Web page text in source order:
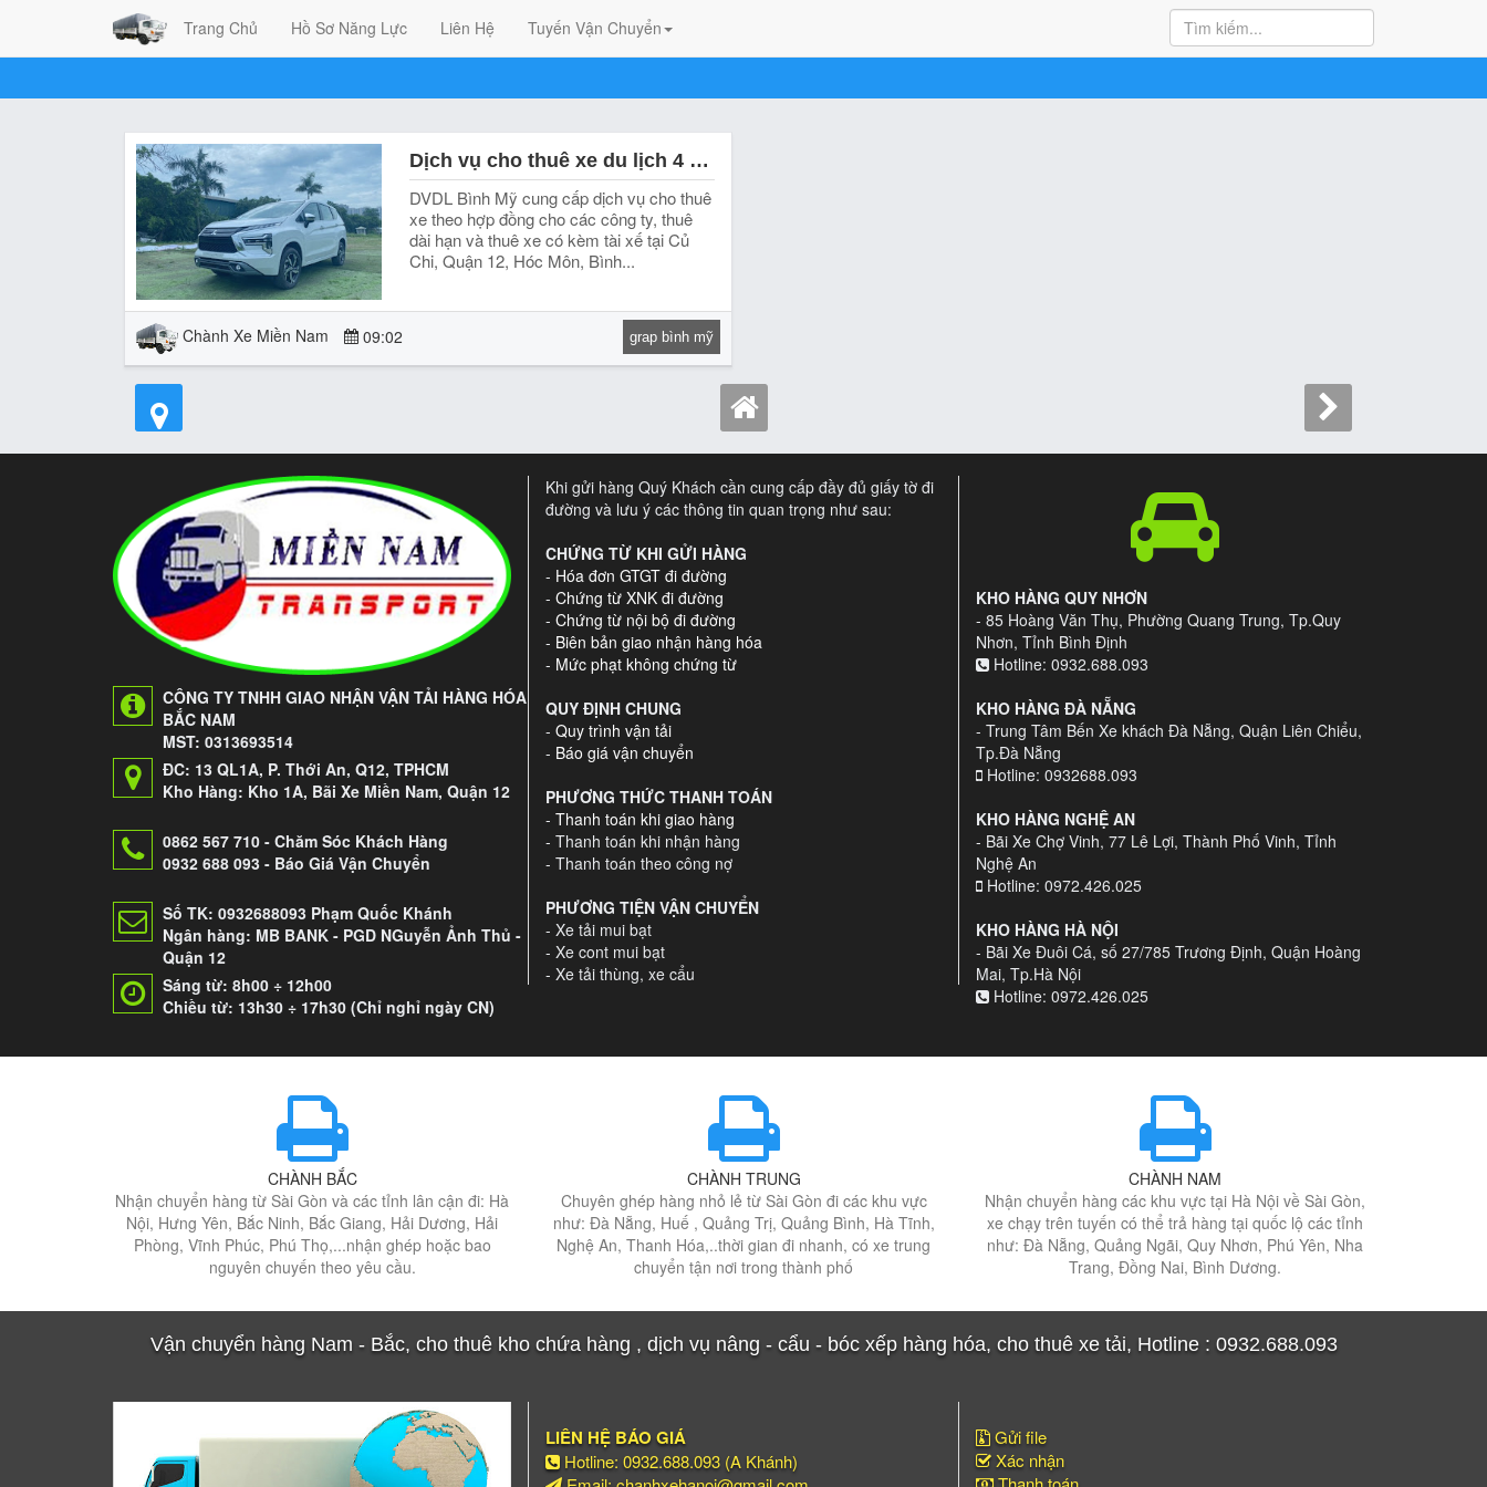
Trang Chủ Hồ Sơ Năng Lực Liên Hệ Tuyến Vận Chuyển
Dịch vụ cho thuê xe du lịch 4 – 7 chỗ Bình Mỹ Củ Chi ( Hotline: 0944.249.482 )
DVDL Bình Mỹ cung cấp dịch vụ cho thuê
xe theo hợp đồng cho các công ty, thuê
dài hạn và thuê xe có kèm tài xế tại Củ
Chi, Quận 12, Hóc Môn, Bình...
Chành Xe Miền Nam 09:02 grap bình mỹ
CÔNG TY TNHH GIAO NHẬN VẬN TẢI HÀNG HÓA
BẮC NAM
MST: 0313693514
ĐC: 13 QL1A, P. Thới An, Q12, TPHCM
Kho Hàng: Kho 1A, Bãi Xe Miền Nam, Quận 12
0862 567 710 - Chăm Sóc Khách Hàng
0932 688 093 - Báo Giá Vận Chuyển
Số TK: 0932688093 Phạm Quốc Khánh
Ngân hàng: MB BANK - PGD NGuyễn Ảnh Thủ -
Quận 12
Sáng từ: 8h00 ÷ 12h00
Chiều từ: 13h30 ÷ 17h30 (Chỉ nghỉ ngày CN)
Khi gửi hàng Quý Khách cần cung cấp đầy đủ giấy tờ đi
đường và lưu ý các thông tin quan trọng như sau:
CHỨNG TỪ KHI GỬI HÀNG
- Hóa đơn GTGT đi đường
- Chứng từ XNK đi đường
- Chứng từ nội bộ đi đường
- Biên bản giao nhận hàng hóa
- Mức phạt không chứng từ
QUY ĐỊNH CHUNG
- Quy trình vận tải
- Báo giá vận chuyển
PHƯƠNG THỨC THANH TOÁN
- Thanh toán khi giao hàng
- Thanh toán khi nhận hàng
- Thanh toán theo công nợ
PHƯƠNG TIỆN VẬN CHUYỂN
- Xe tải mui bạt
- Xe cont mui bạt
- Xe tải thùng, xe cẩu
KHO HÀNG QUY NHƠN
- 85 Hoàng Văn Thụ, Phường Quang Trung, Tp.Quy
Nhơn, Tỉnh Bình Định
Hotline: 0932.688.093
KHO HÀNG ĐÀ NẴNG
- Trung Tâm Bến Xe khách Đà Nẵng, Quận Liên Chiểu,
Tp.Đà Nẵng
Hotline: 0932688.093
KHO HÀNG NGHỆ AN
- Bãi Xe Chợ Vinh, 77 Lê Lợi, Thành Phố Vinh, Tỉnh
Nghệ An
Hotline: 0972.426.025
KHO HÀNG HÀ NỘI
- Bãi Xe Đuôi Cá, số 27/785 Trương Định, Quận Hoàng
Mai, Tp.Hà Nội
Hotline: 0972.426.025
CHÀNH BẮC
Nhận chuyển hàng từ Sài Gòn và các tỉnh lân cận đi: Hà
Nội, Hưng Yên, Bắc Ninh, Bắc Giang, Hải Dương, Hải
Phòng, Vĩnh Phúc, Phú Thọ,...nhận ghép hoặc bao
nguyên chuyến theo yêu cầu.
CHÀNH TRUNG
Chuyên ghép hàng nhỏ lẻ từ Sài Gòn đi các khu vực
như: Đà Nẵng, Huế , Quảng Trị, Quảng Bình, Hà Tĩnh,
Nghệ An, Thanh Hóa,..thời gian đi nhanh, có xe trung
chuyển tận nơi trong thành phố
CHÀNH NAM
Nhận chuyển hàng các khu vực tại Hà Nội về Sài Gòn,
xe chạy trên tuyến có thể trả hàng tại quốc lộ các tỉnh
như: Đà Nẵng, Quảng Ngãi, Quy Nhơn, Phú Yên, Nha
Trang, Đồng Nai, Bình Dương.
Vận chuyển hàng Nam - Bắc, cho thuê kho chứa hàng , dịch vụ nâng - cẩu - bóc xếp hàng hóa, cho thuê xe tải, Hotline : 0932.688.093
LIÊN HỆ BÁO GIÁ
Hotline: 0932.688.093 (A Khánh)
Gửi file
Xác nhận